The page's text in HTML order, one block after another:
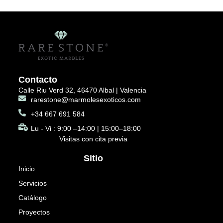
Contacto
Calle Riu Verd 32, 46470 Albal | Valencia
rarestone@marmolesexoticos.com
+34 667 691 584
Lu - Vi : 9:00 –14:00 | 15:00–18:00
Visitas con cita previa
Sitio
Inicio
Servicios
Catálogo
Proyectos